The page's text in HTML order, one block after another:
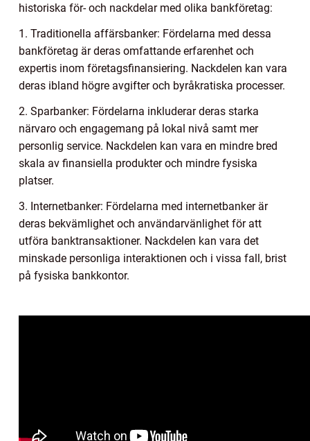
historiska för- och nackdelar med olika bankföretag:
1. Traditionella affärsbanker: Fördelarna med dessa
bankföretag är deras omfattande erfarenhet och
expertis inom företagsfinansiering. Nackdelen kan vara
deras ibland högre avgifter och byråkratiska processer.
2. Sparbanker: Fördelarna inkluderar deras starka
närvaro och engagemang på lokal nivå samt mer
personlig service. Nackdelen kan vara en mindre bred
skala av finansiella produkter och mindre fysiska
platser.
3. Internetbanker: Fördelarna med internetbanker är
deras bekvämlighet och användarvänlighet för att
utföra banktransaktioner. Nackdelen kan vara det
minskade personliga interaktionen och i vissa fall, brist
på fysiska bankkontor.